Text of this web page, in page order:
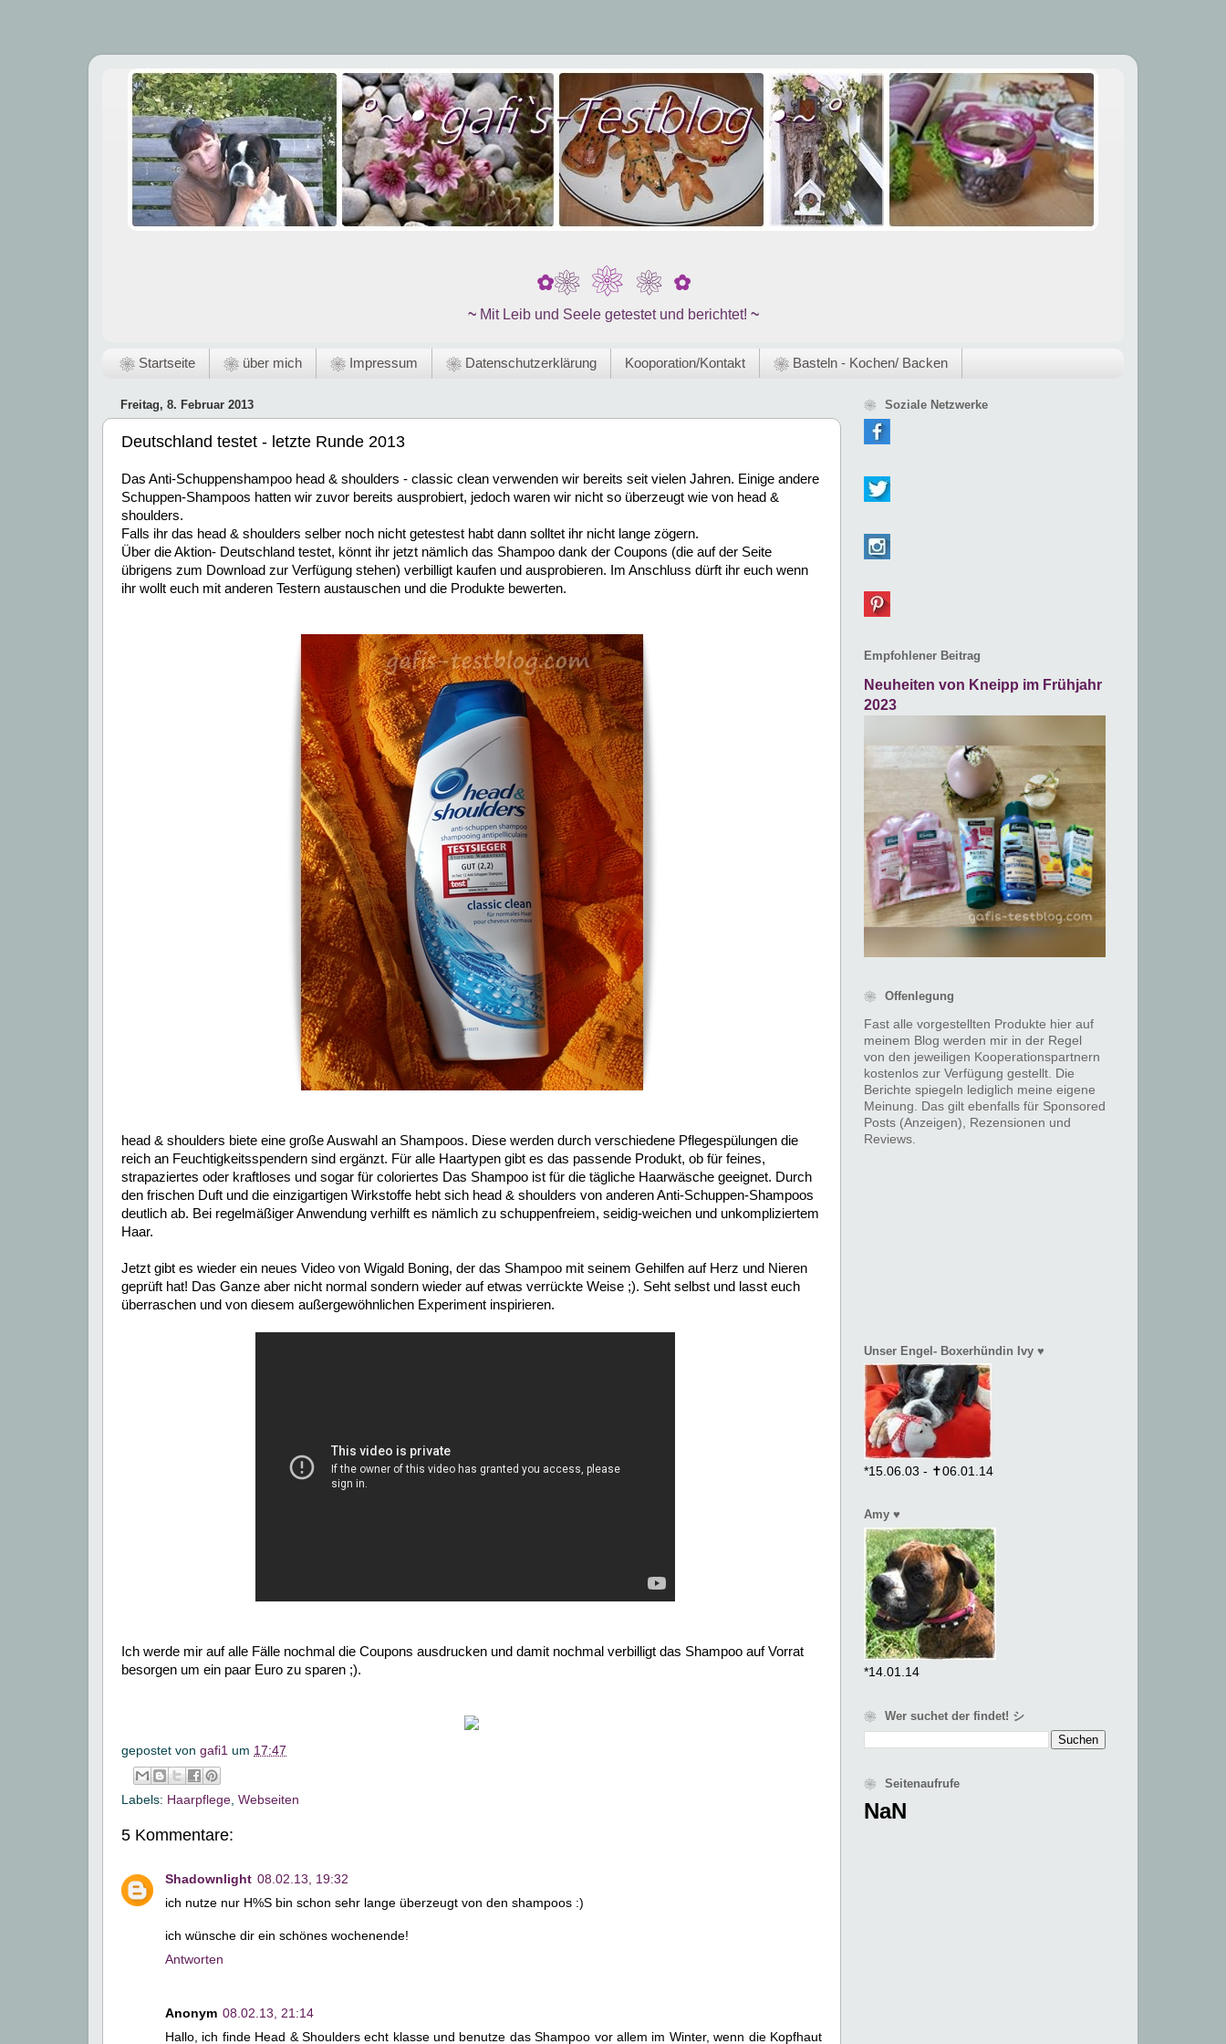
✿❀ ❀ ❀ ✿
~ Mit Leib und Seele getestet und berichtet! ~
❀ Startseite ❀ über mich ❀ Impressum ❀ Datenschutzerklärung Kooporation/Kontakt ❀ Basteln - Kochen/ Backen
Freitag, 8. Februar 2013
Deutschland testet - letzte Runde 2013
Das Anti-Schuppenshampoo head & shoulders - classic clean verwenden wir bereits seit vielen Jahren. Einige andere
Schuppen-Shampoos hatten wir zuvor bereits ausprobiert, jedoch waren wir nicht so überzeugt wie von head &
shoulders.
Falls ihr das head & shoulders selber noch nicht getestest habt dann solltet ihr nicht lange zögern.
Über die Aktion- Deutschland testet, könnt ihr jetzt nämlich das Shampoo dank der Coupons (die auf der Seite
übrigens zum Download zur Verfügung stehen) verbilligt kaufen und ausprobieren. Im Anschluss dürft ihr euch wenn
ihr wollt euch mit anderen Testern austauschen und die Produkte bewerten.
head & shoulders biete eine große Auswahl an Shampoos. Diese werden durch verschiedene Pflegespülungen die
reich an Feuchtigkeitsspendern sind ergänzt. Für alle Haartypen gibt es das passende Produkt, ob für feines,
strapaziertes oder kraftloses und sogar für coloriertes Das Shampoo ist für die tägliche Haarwäsche geeignet. Durch
den frischen Duft und die einzigartigen Wirkstoffe hebt sich head & shoulders von anderen Anti-Schuppen-Shampoos
deutlich ab. Bei regelmäßiger Anwendung verhilft es nämlich zu schuppenfreiem, seidig-weichen und unkompliziertem
Haar.
Jetzt gibt es wieder ein neues Video von Wigald Boning, der das Shampoo mit seinem Gehilfen auf Herz und Nieren
geprüft hat! Das Ganze aber nicht normal sondern wieder auf etwas verrückte Weise ;). Seht selbst und lasst euch
überraschen und von diesem außergewöhnlichen Experiment inspirieren.
Ich werde mir auf alle Fälle nochmal die Coupons ausdrucken und damit nochmal verbilligt das Shampoo auf Vorrat
besorgen um ein paar Euro zu sparen ;).
gepostet von gafi1 um 17:47
Labels: Haarpflege Webseiten
5 Kommentare:
Shadownlight 08.02.13, 19:32
ich nutze nur H%S bin schon sehr lange überzeugt von den shampoos :)
ich wünsche dir ein schönes wochenende!
Antworten
Anonym 08.02.13, 21:14
Hallo, ich finde Head & Shoulders echt klasse und benutze das Shampoo vor allem im Winter, wenn die Kopfhaut
❀ Soziale Netzwerke
Empfohlener Beitrag
Neuheiten von Kneipp im Frühjahr
2023
❀ Offenlegung
Fast alle vorgestellten Produkte hier auf
meinem Blog werden mir in der Regel
von den jeweiligen Kooperationspartnern
kostenlos zur Verfügung gestellt. Die
Berichte spiegeln lediglich meine eigene
Meinung. Das gilt ebenfalls für Sponsored
Posts (Anzeigen), Rezensionen und
Reviews.
Unser Engel- Boxerhündin Ivy ♥
*15.06.03 - ✝06.01.14
Amy ♥
*14.01.14
❀ Wer suchet der findet! シ
❀ Seitenaufrufe
NaN